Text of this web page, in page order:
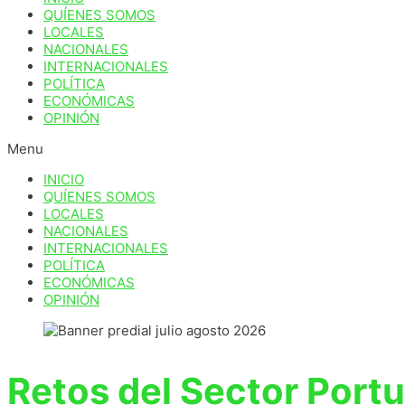
QUÍENES SOMOS
LOCALES
NACIONALES
INTERNACIONALES
POLÍTICA
ECONÓMICAS
OPINIÓN
Menu
INICIO
QUÍENES SOMOS
LOCALES
NACIONALES
INTERNACIONALES
POLÍTICA
ECONÓMICAS
OPINIÓN
Retos del Sector